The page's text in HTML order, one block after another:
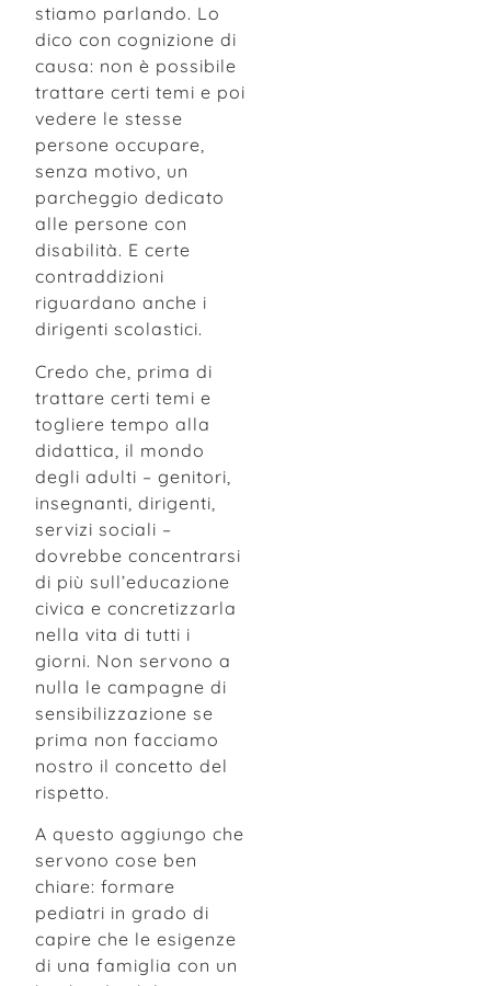
stiamo parlando. Lo
dico con cognizione di
causa: non è possibile
trattare certi temi e poi
vedere le stesse
persone occupare,
senza motivo, un
parcheggio dedicato
alle persone con
disabilità. E certe
contraddizioni
riguardano anche i
dirigenti scolastici.
Credo che, prima di
trattare certi temi e
togliere tempo alla
didattica, il mondo
degli adulti – genitori,
insegnanti, dirigenti,
servizi sociali –
dovrebbe concentrarsi
di più sull’educazione
civica e concretizzarla
nella vita di tutti i
giorni. Non servono a
nulla le campagne di
sensibilizzazione se
prima non facciamo
nostro il concetto del
rispetto.
A questo aggiungo che
servono cose ben
chiare: formare
pediatri in grado di
capire che le esigenze
di una famiglia con un